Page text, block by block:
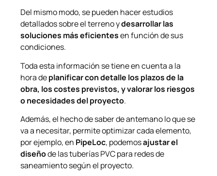
Del mismo modo, se pueden hacer estudios
detallados sobre el terreno ydesarrollar las
soluciones más eficientesen función de sus
condiciones.
Toda esta información se tiene en cuenta a la
hora deplanificar con detalle los plazos de la
obra, los costes previstos, y valorar los riesgos
o necesidades del proyecto.
Además, el hecho de saber de antemano lo que se
va a necesitar, permite optimizar cada elemento,
por ejemplo, en PipeLoc, podemosajustar el
diseñode las tuberías PVC para redes de
saneamiento según el proyecto.